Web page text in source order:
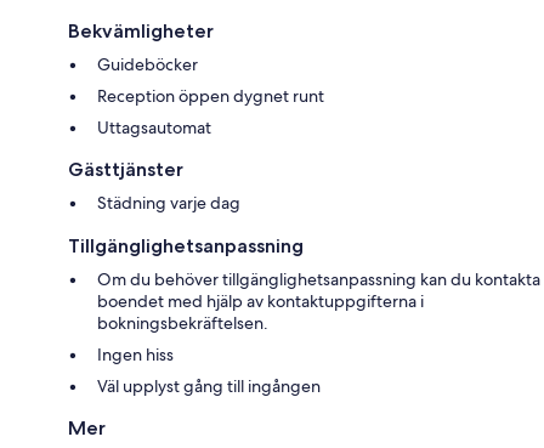
Bekvämligheter
Guideböcker
Reception öppen dygnet runt
Uttagsautomat
Gästtjänster
Städning varje dag
Tillgänglighetsanpassning
Om du behöver tillgänglighetsanpassning kan du kontakta
boendet med hjälp av kontaktuppgifterna i
bokningsbekräftelsen.
Ingen hiss
Väl upplyst gång till ingången
Mer